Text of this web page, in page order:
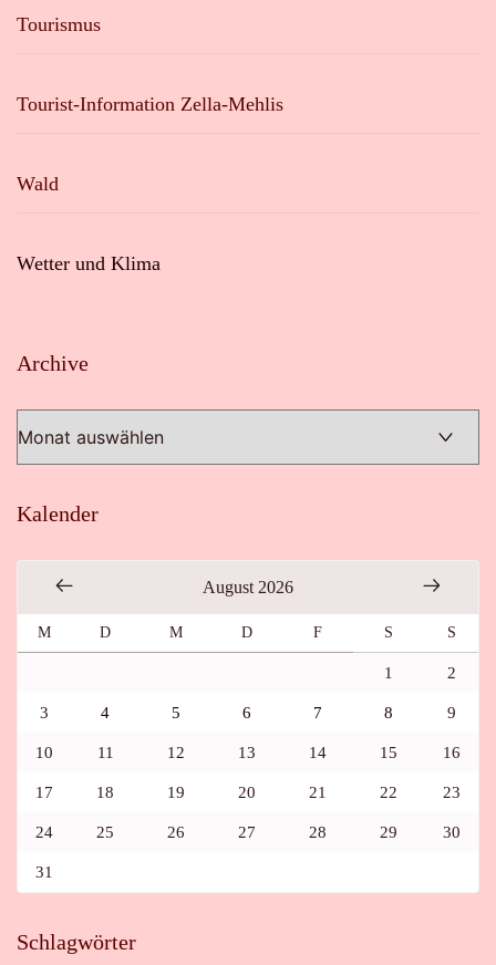
Tourismus
Tourist-Information Zella-Mehlis
Wald
Wetter und Klima
Archive
Kalender
August 2026
M D M D F S S
1 2
3 4 5 6 7 8 9
10 11 12 13 14 15 16
17 18 19 20 21 22 23
24 25 26 27 28 29 30
31
Schlagwörter